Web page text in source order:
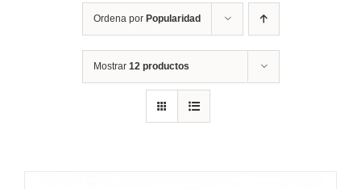
Ordena por Popularidad
Mostrar 12 productos